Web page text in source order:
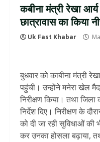
कबीना मंत्री रेखा
छात्रावास का किया
Uk Fast Khabar
बुधवार को काबीना मंत्री
पहुंची। उन्होंने मनेरा खेल
निरीक्षण किया। तथा
निर्देश दिए। निरीक्षण के
को दी जा रही सुविधाओं की
कर उनका होसला बढ़ाया,